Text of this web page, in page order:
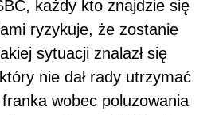
każdy kto znajdzie się
ryzykuje, że zostanie
sytuacji znalazł się
nie dał rady utrzymać
wobec poluzowania